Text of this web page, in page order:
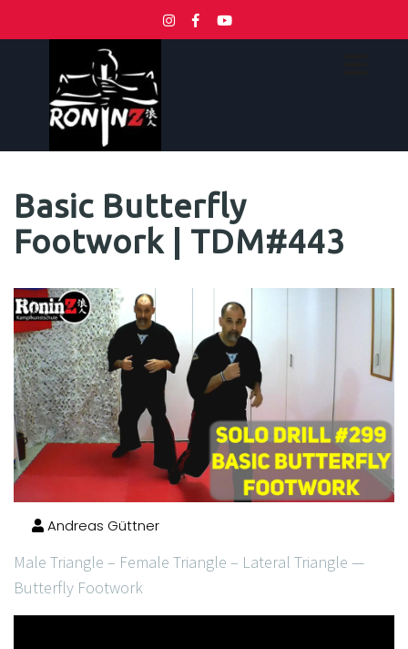
Basic Butterfly
Footwork | TDM#443
Andreas Güttner
Male Triangle – Female Triangle – Lateral Triangle —
Butterfly Footwork